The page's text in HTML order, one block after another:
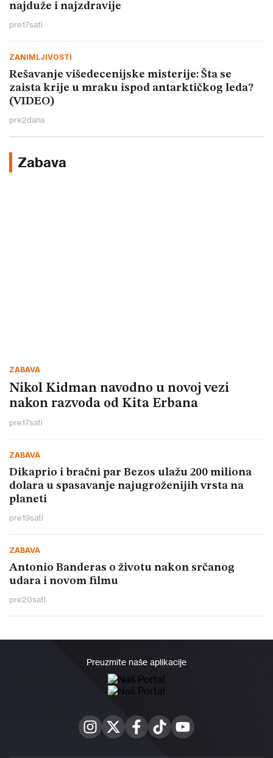
najduže i najzdravije
pre17sati
ZANIMLJIVOSTI
Rešavanje višedecenijske misterije: Šta se
zaista krije u mraku ispod antarktičkog leda?
(VIDEO)
pre2dana
Zabava
ZABAVA
Nikol Kidman navodno u novoj vezi
nakon razvoda od Kita Erbana
pre17sati
ZABAVA
Dikaprio i bračni par Bezos ulažu 200 miliona
dolara u spasavanje najugroženijih vrsta na
planeti
pre19sati
ZABAVA
Antonio Banderas o životu nakon srčanog
udara i novom filmu
pre20sati
Preuzmite naše aplikacije